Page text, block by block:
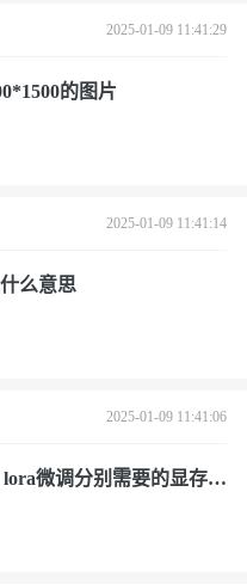
2025-01-09 11:41:29
的图片
2025-01-09 11:41:14
么意思
2025-01-09 11:41:06
lora微调分别需要的显存和